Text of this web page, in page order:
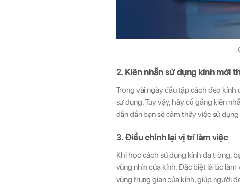
2. Kiên nhẫn sử dụng kính mới
Trong vài ngày đầu tập cách đeo
sử dụng. Tuy vậy, hãy cố gắng kiên
dần dần bạn sẽ cảm thấy việc sử
3. Điều chỉnh lại vị trí làm việc
Khi học cách sử dụng kính đa tròng,
vùng nhìn của kính. Đặc biệt là lúc
vùng trung gian của kính, giúp người